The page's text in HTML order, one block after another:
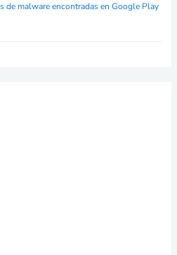
de malware encontradas en Google Play